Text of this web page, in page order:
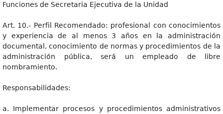
Funciones de Secretaria Ejecutiva de la Unidad
Art. 10.- Perfil Recomendado: profesional con conocimientos
y experiencia de al menos 3 años en la administración
documental, conocimiento de normas y procedimientos de la
administración pública, será un empleado de libre
nombramiento.
Responsabilidades:
a. Implementar procesos y procedimientos administrativos